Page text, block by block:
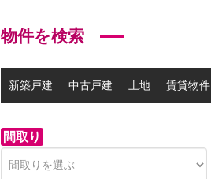
物件を検索
新築戸建 中古戸建 土地 賃貸物件
間取り